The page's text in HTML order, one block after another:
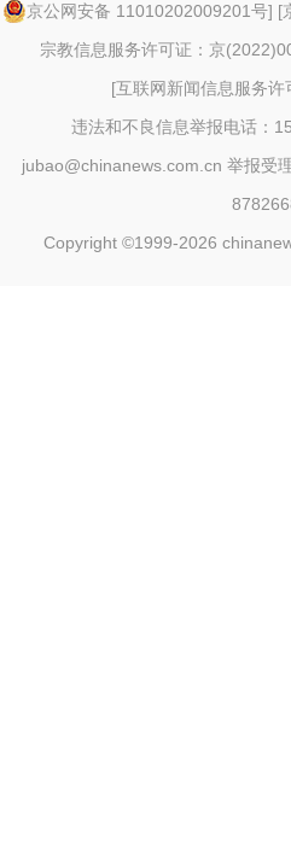
京公网安备 11010202009201号] [
宗教信息服务许可证：京
[互联网新闻信息服务
违法和不良信息举报电话：
jubao@chinanews.com.cn 举报受
Copyright ©1999-2026